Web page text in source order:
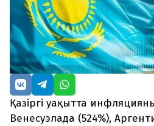
Қазіргі уақытта
Венесуэлада (524%),